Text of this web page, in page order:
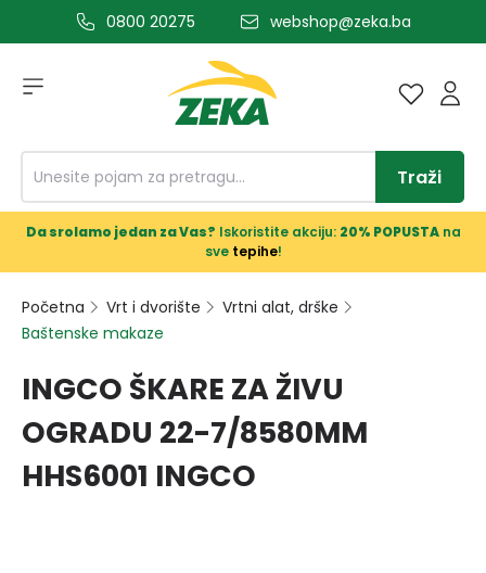
glavni sadržaj0800 20275 webshop@zeka.ba
Traži
Da srolamo jedan za Vas? Iskoristite akciju: 20% POPUSTAna
sve tepihe!
Početna Vrt i dvorište
Vrtni alat, drške
Baštenske makaze
INGCO ŠKARE ZA ŽIVU
OGRADU 22-7/8580MM
HHS6001 INGCO